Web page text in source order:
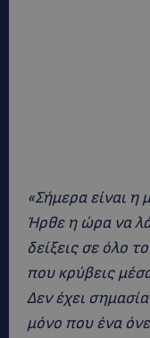
«Σήμερα είναι η
Ήρθε η ώρα να
δείξεις σε όλο
που κρύβεις
Δεν έχει
μόνο που ένα